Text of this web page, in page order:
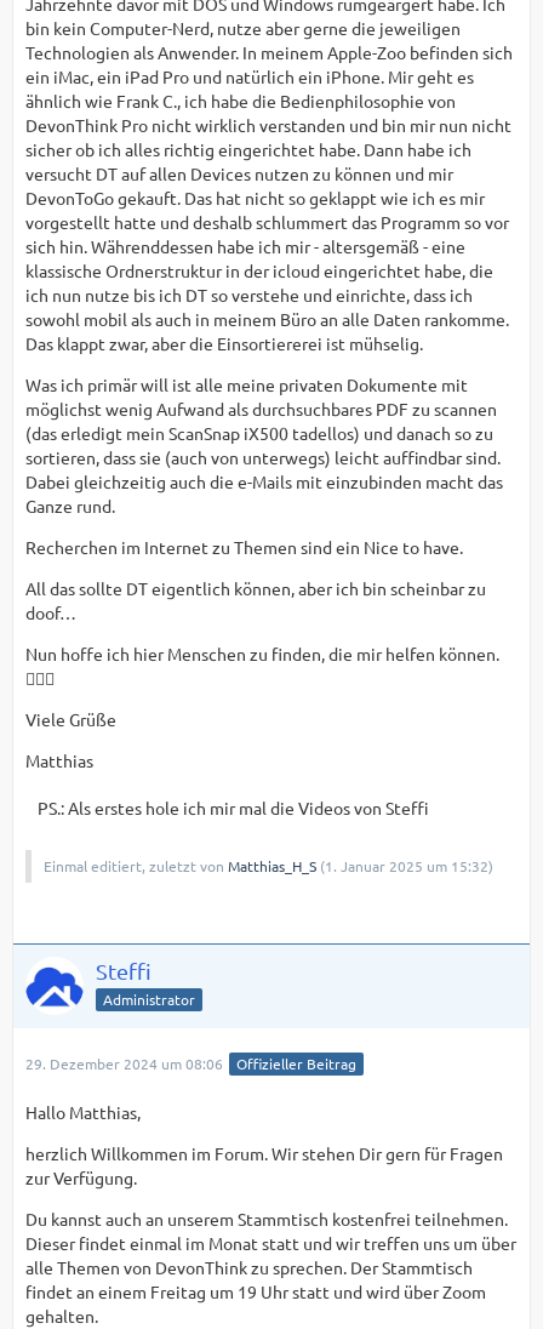
bin kein Computer-Nerd, nutze aber gerne die jeweiligen
Technologien als Anwender. In meinem Apple-Zoo befinden sich
ein iMac, ein iPad Pro und natürlich ein iPhone. Mir geht es
ähnlich wie Frank C., ich habe die Bedienphilosophie von
DevonThink Pro nicht wirklich verstanden und bin mir nun nicht
sicher ob ich alles richtig eingerichtet habe. Dann habe ich
versucht DT auf allen Devices nutzen zu können und mir
DevonToGo gekauft. Das hat nicht so geklappt wie ich es mir
vorgestellt hatte und deshalb schlummert das Programm so vor
sich hin. Währenddessen habe ich mir - altersgemäß - eine
klassische Ordnerstruktur in der icloud eingerichtet habe, die
ich nun nutze bis ich DT so verstehe und einrichte, dass ich
sowohl mobil als auch in meinem Büro an alle Daten rankomme.
Das klappt zwar, aber die Einsortiererei ist mühselig.
Was ich primär will ist alle meine privaten Dokumente mit
möglichst wenig Aufwand als durchsuchbares PDF zu scannen
(das erledigt mein ScanSnap iX500 tadellos) und danach so zu
sortieren, dass sie (auch von unterwegs) leicht auffindbar sind.
Dabei gleichzeitig auch die e-Mails mit einzubinden macht das
Ganze rund.
Recherchen im Internet zu Themen sind ein Nice to have.
All das sollte DT eigentlich können, aber ich bin scheinbar zu
doof…
Nun hoffe ich hier Menschen zu finden, die mir helfen können.
🙋🏻‍♂️
Viele Grüße
Matthias
PS.: Als erstes hole ich mir mal die Videos von Steffi
Einmal editiert, zuletzt von Matthias_H_S (1. Januar 2025 um 15:32)
Steffi
Administrator
29. Dezember 2024 um 08:06 Offizieller Beitrag
Hallo Matthias,
herzlich Willkommen im Forum. Wir stehen Dir gern für Fragen
zur Verfügung.
Du kannst auch an unserem Stammtisch kostenfrei teilnehmen.
Dieser findet einmal im Monat statt und wir treffen uns um über
alle Themen von DevonThink zu sprechen. Der Stammtisch
findet an einem Freitag um 19 Uhr statt und wird über Zoom
gehalten.